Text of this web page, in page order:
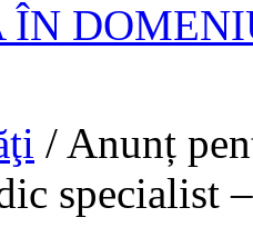
ÎN
/ Anunț
specialist